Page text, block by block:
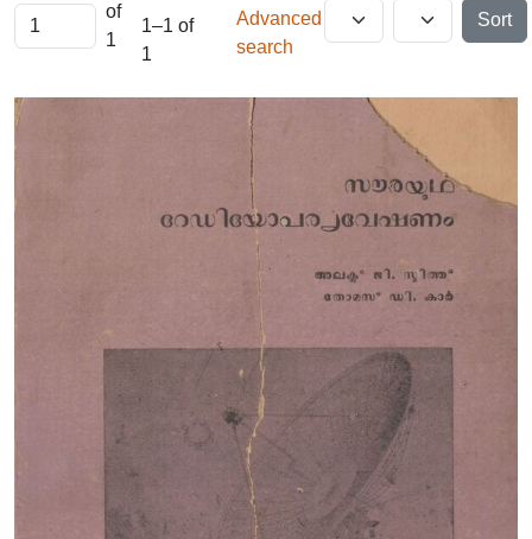
of
1
1–1 of
1
Advanced
search
Sort